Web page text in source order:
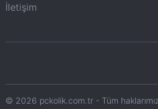
İletişim
© 2026 pckolik.com.tr - Tüm haklarımız